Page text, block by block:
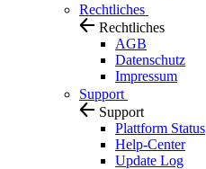
Rechtliches
Rechtliches
AGB
Datenschutz
Impressum
Support
Support
Plattform Status
Help-Center
Update Log